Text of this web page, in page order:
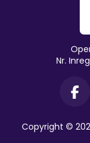
Nr.
Copyright ©